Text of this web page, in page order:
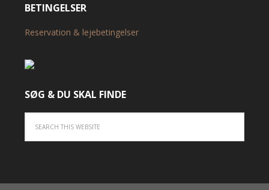
BETINGELSER
Reservation & lejebetingelser
SØG & DU SKAL FINDE